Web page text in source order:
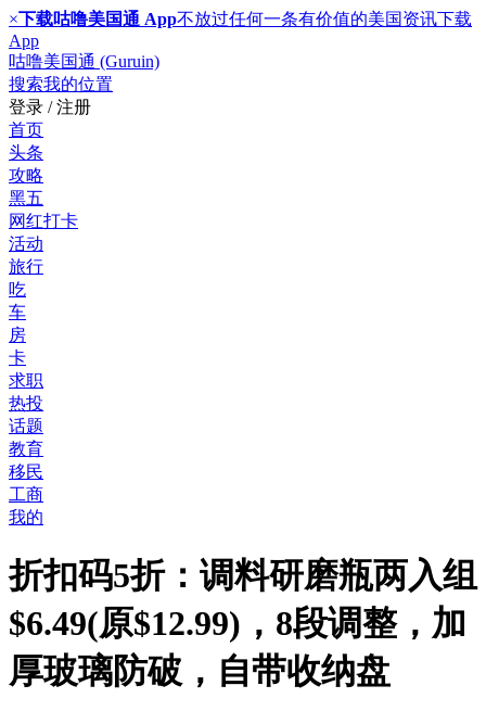
×下载咕噜美国通 App不放过任何一条有价值的美国资讯下载
App
咕噜美国通 (Guruin)
搜索我的位置
登录 / 注册
首页
头条
攻略
黑五
网红打卡
活动
旅行
吃
车
房
卡
求职
热投
话题
教育
移民
工商
我的
折扣码5折：调料研磨瓶两入组
$6.49(原$12.99)，8段调整，加
厚玻璃防破，自带收纳盘